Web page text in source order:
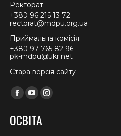
Ректорат:
+380 96 216 13 72
rectorat@mdpu.org.ua
Приймальна комісія:
+380 97 765 82 96
pk-mdpu@ukr.net
Стара версія сайту
Find us on:
Facebook
opens
YouTube
opens
Instagram
ОСВІТА